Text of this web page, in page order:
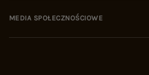
MEDIA SPOŁECZNOŚCIOWE